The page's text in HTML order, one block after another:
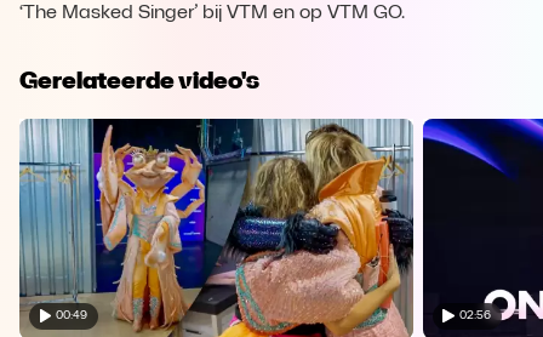
‘The Masked Singer’ bij VTM en op VTM GO.
Gerelateerde video's
00:49 02:56